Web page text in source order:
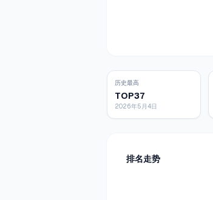
历史最高
TOP37
2026年5月4日
排名走势